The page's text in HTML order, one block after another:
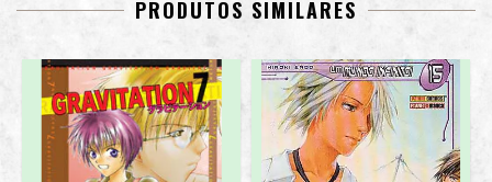
PRODUTOS SIMILARES